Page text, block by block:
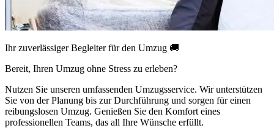
Ihr zuverlässiger Begleiter für den Umzug 🚚
Bereit, Ihren Umzug ohne Stress zu erleben?
Nutzen Sie unseren umfassenden Umzugsservice. Wir unterstützen
Sie von der Planung bis zur Durchführung und sorgen für einen
reibungslosen Umzug. Genießen Sie den Komfort eines
professionellen Teams, das all Ihre Wünsche erfüllt.